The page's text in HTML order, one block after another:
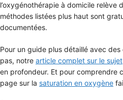
l’oxygénothérapie à domicile relève
méthodes listées plus haut sont
documentées.
Pour un guide plus détaillé avec
pas, notre article complet sur le sujet
en profondeur. Et pour comprendre
page sur la saturation en oxygène